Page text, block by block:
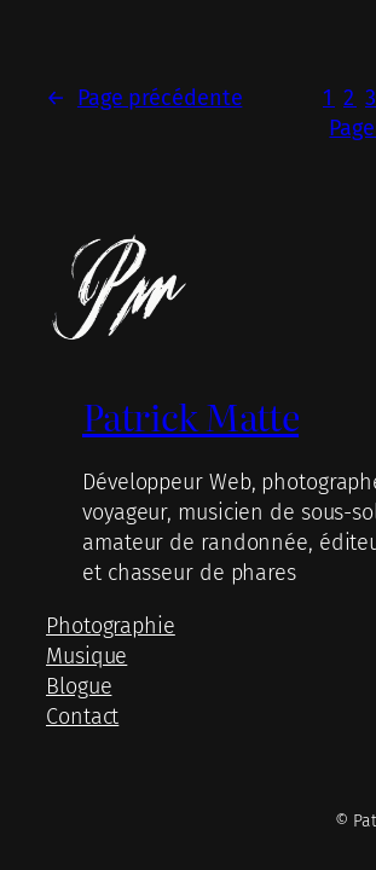
← Page précédente 1 2 3
Patrick Matte
Développeur Web,
voyageur, musicien de sous-
amateur de randonnée,
et chasseur de phares
Photographie
Musique
Blogue
Contact
©